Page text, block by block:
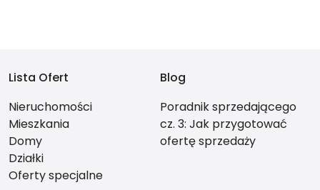
Lista Ofert
Nieruchomości
Mieszkania
Domy
Działki
Oferty specjalne
Blog
Poradnik sprzedającego
cz. 3: Jak przygotować
ofertę sprzedaży